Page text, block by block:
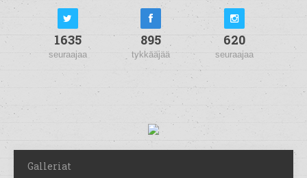
1635
seuraajaa
895
tykkääjää
620
seuraajaa
Galleriat